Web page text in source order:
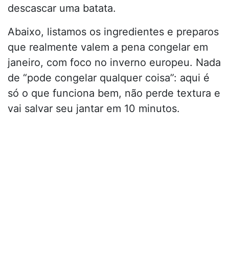
descascar uma batata.
Abaixo, listamos os ingredientes e preparos
que realmente valem a pena congelar em
janeiro, com foco no inverno europeu. Nada
de “pode congelar qualquer coisa”: aqui é
só o que funciona bem, não perde textura e
vai salvar seu jantar em 10 minutos.